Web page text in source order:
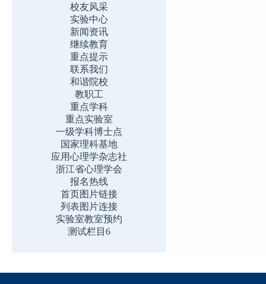
校友风采
实验中心
新闻资讯
继续教育
重点提示
联系我们
和谐院校
教职工
重点学科
重点实验室
一级学科博士点
国家理科基地
应用心理学杂志社
浙江省心理学会
报名热线
首页图片链接
列表图片连接
实验室教室预约
测试栏目6